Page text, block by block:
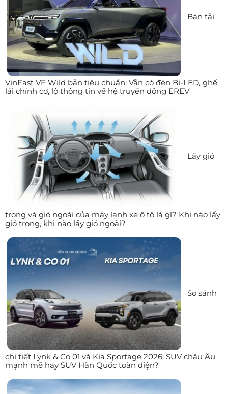
Bán tải
VinFast VF Wild bản tiêu chuẩn: Vẫn có đèn Bi-LED, ghế
lái chỉnh cơ, lộ thông tin về hệ truyền động EREV
Lấy gió
trong và gió ngoài của máy lạnh xe ô tô là gì? Khi nào lấy
gió trong, khi nào lấy gió ngoài?
So sánh
chi tiết Lynk & Co 01 và Kia Sportage 2026: SUV châu Âu
mạnh mẽ hay SUV Hàn Quốc toàn diện?